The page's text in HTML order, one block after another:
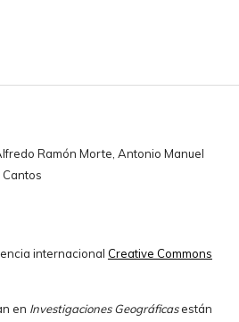
Ramón Morte, Antonio Manuel
Cantos
internacional Creative Commons
en Investigaciones Geográficasestán